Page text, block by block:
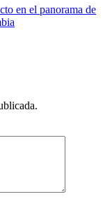
en el panorama de